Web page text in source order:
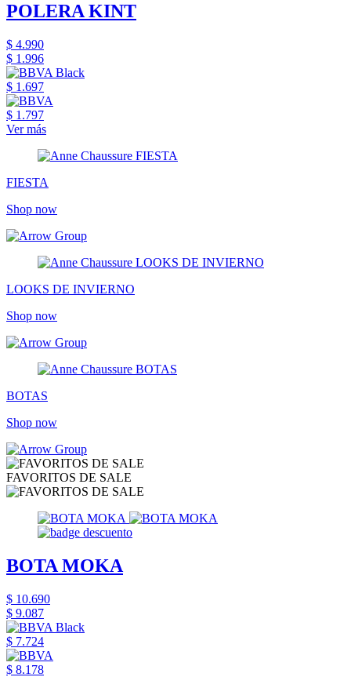
POLERA KINT
$ 4.990
$ 1.996
$ 1.697
$ 1.797
Ver más
FIESTA
Shop now
LOOKS DE INVIERNO
Shop now
BOTAS
Shop now
FAVORITOS DE SALE
BOTA MOKA
$ 10.690
$ 9.087
$ 7.724
$ 8.178